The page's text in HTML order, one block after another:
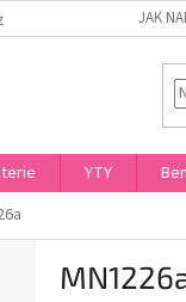
JAK
YTY